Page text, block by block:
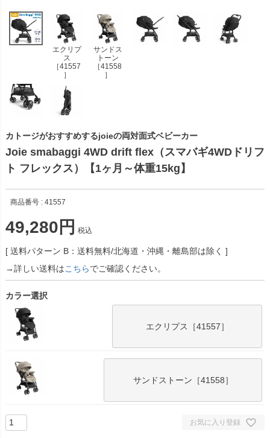
エクリプ
ス
［41557
］
サンドス
トーン
［41558
］
カトージがおすすめするjoieの両対面式ベビーカー
Joie smabaggi 4WD drift flex（スマバギ4WDドリフ
ト フレックス）【1ヶ月～体重15kg】
商品番号 41557
49,280 税込
送料パターン B：送料無料/北海道・沖縄・離島部は除く
→詳しい送料はこちらでご確認ください。
カラー選択
エクリプス［41557］
サンドストーン［41558］
お気に入り登録